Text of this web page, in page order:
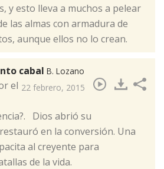
y esto lleva a muchos a pelear
las almas con armadura de
aunque ellos no lo crean.
cabal B. Lozano
22 febrero, 2015
el
Dios abrió su
en la conversión. Una
al creyente para
de la vida.